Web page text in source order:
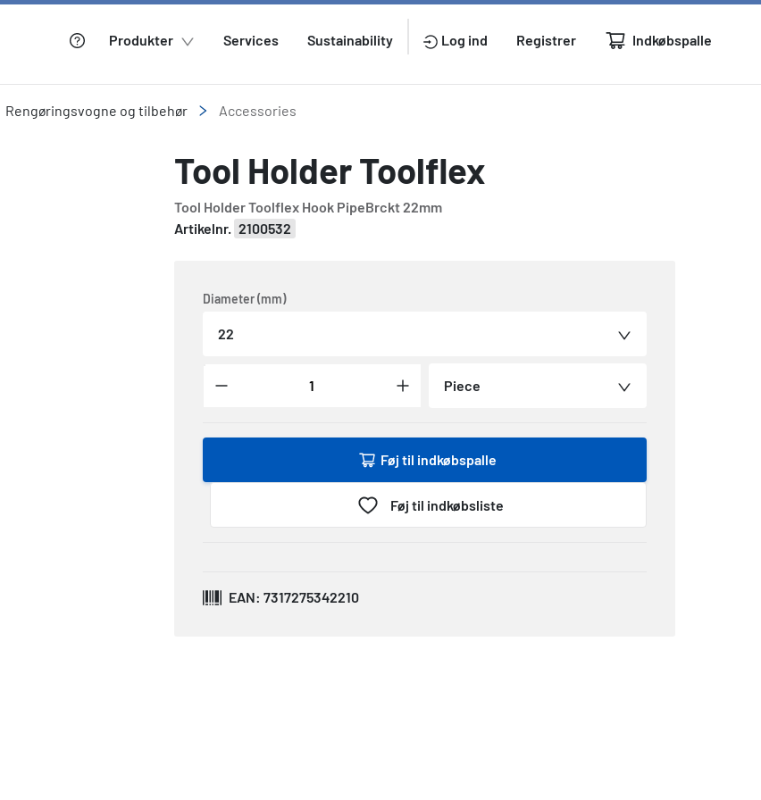
Produkter Services Sustainability Log ind Registrer Indkøbspalle
Rengøringsvogne og tilbehør Accessories
Tool Holder Toolflex
Tool Holder Toolflex Hook PipeBrckt 22mm
Artikelnr. 2100532
Diameter (mm)
22
Piece
Føj til indkøbspalle
Føj til indkøbsliste
EAN: 7317275342210